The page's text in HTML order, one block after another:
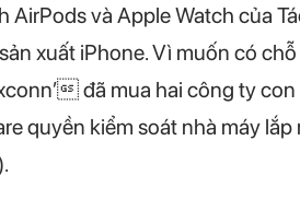
AirPods và Apple Watch của
xuất iPhone. Vì muốn có
đã mua hai công ty
quyền kiểm soát nhà máy